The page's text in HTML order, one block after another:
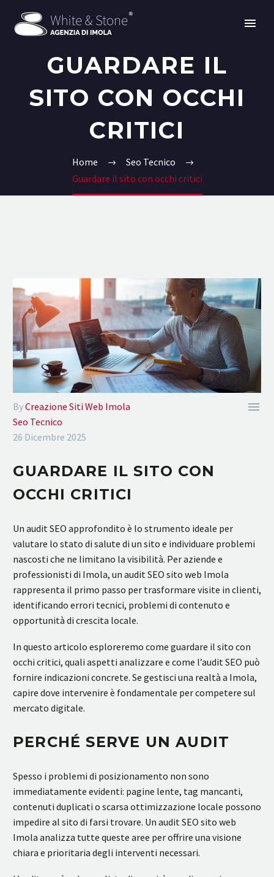
GUARDARE IL
SITO CON OCCHI
CRITICI
Home
Seo Tecnico
Guardare il sito con occhi critici

ByCreazione Siti Web Imola
Seo Tecnico
26 Dicembre 2025
GUARDARE IL SITO CON
OCCHI CRITICI
Un audit SEO approfondito è lo strumento ideale per
valutare lo stato di salute di un sito e individuare problemi
nascosti che ne limitano la visibilità. Per aziende e
professionisti di Imola, un audit SEO sito web Imola
rappresenta il primo passo per trasformare visite in clienti,
identificando errori tecnici, problemi di contenuto e
opportunità di crescita locale.
In questo articolo esploreremo come guardare il sito con
occhi critici, quali aspetti analizzare e come l’audit SEO può
fornire indicazioni concrete. Se gestisci una realtà a Imola,
capire dove intervenire è fondamentale per competere sul
mercato digitale.
PERCHÉ SERVE UN AUDIT
Spesso i problemi di posizionamento non sono
immediatamente evidenti: pagine lente, tag mancanti,
contenuti duplicati o scarsa ottimizzazione locale possono
impedire al sito di farsi trovare. Un audit SEO sito web
Imola analizza tutte queste aree per offrire una visione
chiara e prioritaria degli interventi necessari.